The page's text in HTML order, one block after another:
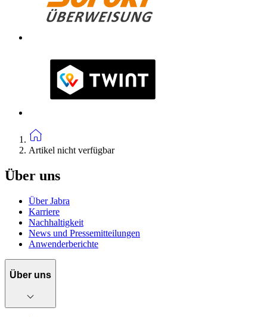
Artikel nicht verfügbar
Über uns
Über Jabra
Karriere
Nachhaltigkeit
News und Pressemitteilungen
Anwenderberichte
Über uns